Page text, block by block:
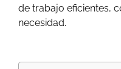
de trabajo eficientes,
necesidad.